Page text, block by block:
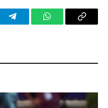
TelegramWhatsAppCopy